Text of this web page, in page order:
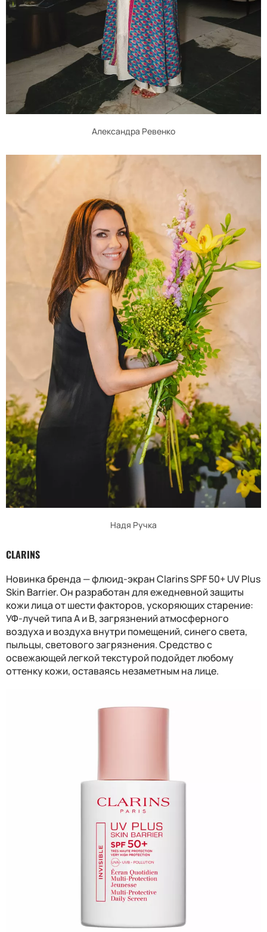
Александра Ревенко
Надя Ручка
CLARINS
Новинка бренда — флюид-экран Clarins SPF 50+ UV Plus
Skin Barrier. Он разработан для ежедневной защиты
кожи лица от шести факторов, ускоряющих старение:
УФ-лучей типа А и В, загрязнений атмосферного
воздуха и воздуха внутри помещений, синего света,
пыльцы, светового загрязнения. Средство с
освежающей легкой текстурой подойдет любому
оттенку кожи, оставаясь незаметным на лице.